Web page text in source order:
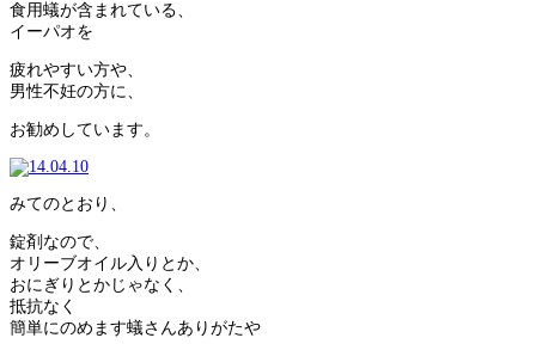
食用蟻が含まれている、
イーパオを
疲れやすい方や、
男性不妊の方に、
お勧めしています。
みてのとおり、
錠剤なので、
オリーブオイル入りとか、
おにぎりとかじゃなく、
抵抗なく
簡単にのめます蟻さんありがたや